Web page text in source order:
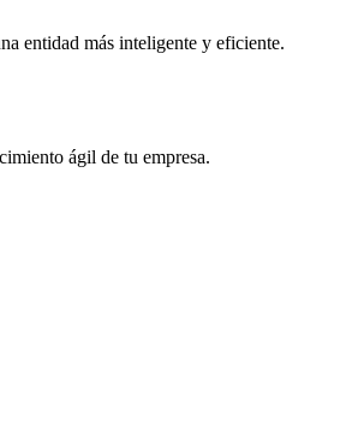
entidad más inteligente y eficiente.
ágil de tu empresa.